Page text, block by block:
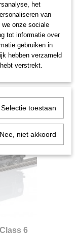
(MBT11)
6
het
van
we onze sociale
tot informatie over
gebruiken in
hebben verzameld
verstrekt.
Selectie toestaan
Nee, niet akkoord